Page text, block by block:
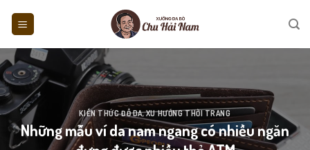
KIẾN THỨC ĐỒ DA,XU HƯỚNG THỜI TRANG
Những mẫu ví da nam ngang có nhiều ngăn